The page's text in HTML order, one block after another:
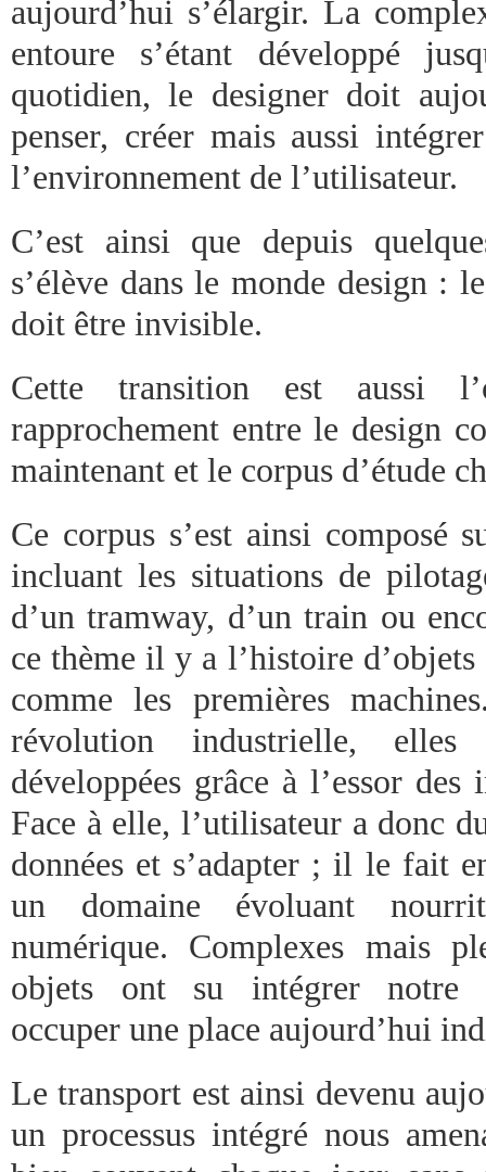
aujourd’hui s’élargir. La
entoure s’étant développé
quotidien, le designer doit
penser, créer mais aussi
l’environnement de l’utilisateur.
C’est ainsi que depuis
s’élève dans le monde design :
doit être invisible.
Cette transition est aussi
rapprochement entre le design
maintenant et le corpus d’étude
Ce corpus s’est ainsi composé
incluant les situations de
d’un tramway, d’un train ou
ce thème il y a l’histoire
comme les premières
révolution industrielle,
développées grâce à l’essor des
Face à elle, l’utilisateur a donc
données et s’adapter ; il le fait
un domaine évoluant
numérique. Complexes mais
objets ont su intégrer notre
occuper une place aujourd’hui
Le transport est ainsi devenu
un processus intégré nous